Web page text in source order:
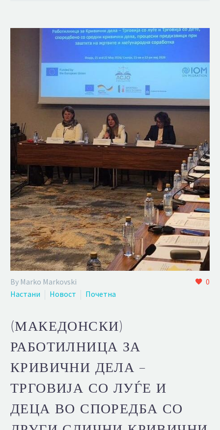
0
By Marko Markovski
Настани
Новост Почетна
(МАКЕДОНСКИ)
РАБОТИЛНИЦА ЗА
КРИВИЧНИ ДЕЛА –
ТРГОВИЈА СО ЛУЃЕ И
ДЕЦА ВО СПОРЕДБА СО